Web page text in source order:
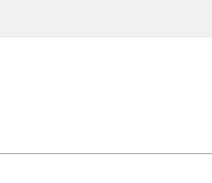
verbergen